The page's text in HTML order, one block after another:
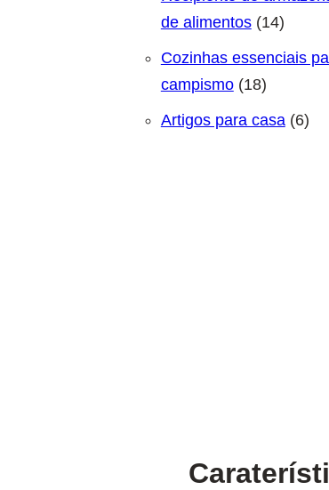
de alimentos 1414
Cozinhas essenciais
campismo 1818
Artigos para casa 66